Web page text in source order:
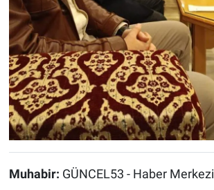
Muhabir: GÜNCEL53 - Haber Merkezi